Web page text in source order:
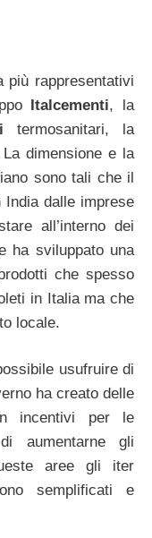
più rappresentativi
Italcementi, la
termosanitari, la
dimensione e la
sono tali che il
dalle imprese
all’interno dei
ha sviluppato una
che spesso
in Italia ma che
locale.
usufruire di
ha creato delle
incentivi per le
aumentarne gli
aree gli iter
semplificati e